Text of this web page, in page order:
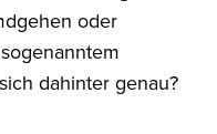
oder
dahinter genau?